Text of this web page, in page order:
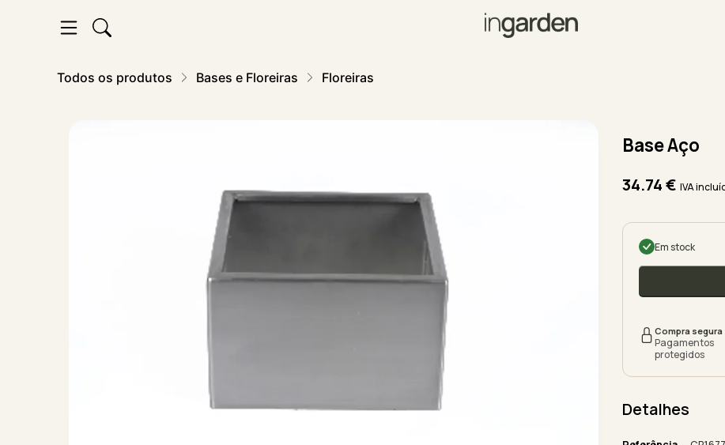
Todos os produtos Bases e Floreiras Floreiras
Base Aço
34.74€ IVA
Em stock
Compra segura
Pagamentos
protegidos
Detalhes